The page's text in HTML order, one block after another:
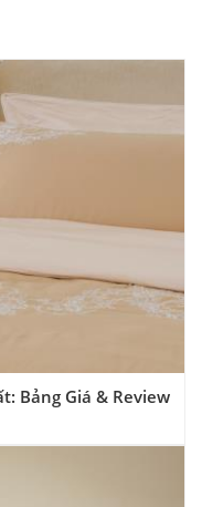
Bảng Giá & Review